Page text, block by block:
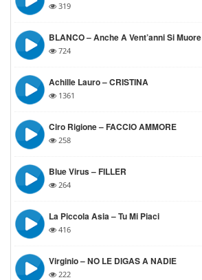
319
BLANCO – Anche A Vent’anni Si Muore
724
Achille Lauro – CRISTINA
1361
Ciro Rigione – FACCIO AMMORE
258
Blue Virus – FILLER
264
La Piccola Asia – Tu Mi Piaci
416
Virginio – NO LE DIGAS A NADIE
222